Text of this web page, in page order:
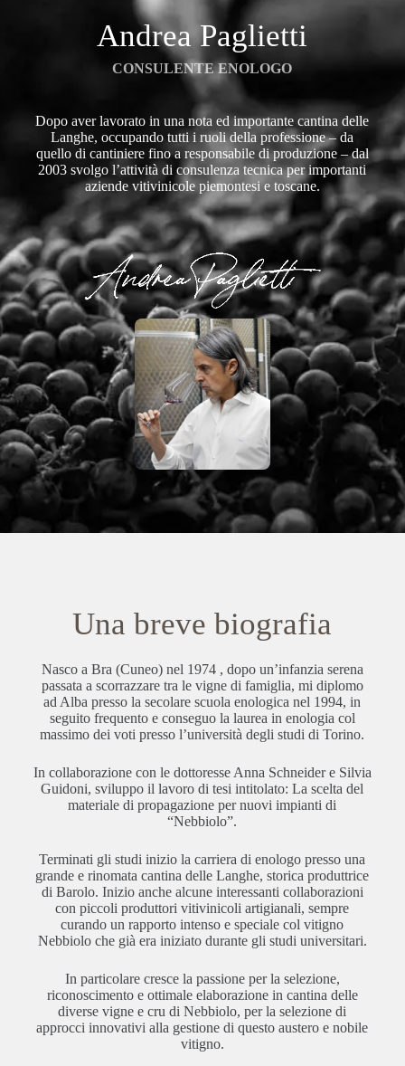
Andrea Paglietti
CONSULENTE ENOLOGO
Dopo aver lavorato in una nota ed importante cantina delle
Langhe, occupando tutti i ruoli della professione – da
quello di cantiniere fino a responsabile di produzione – dal
2003 svolgo l’attività di consulenza tecnica per importanti
aziende vitivinicole piemontesi e toscane.
Una breve biografia
Nasco a Bra (Cuneo) nel 1974 , dopo un’infanzia serena
passata a scorrazzare tra le vigne di famiglia, mi diplomo
ad Alba presso la secolare scuola enologica nel 1994, in
seguito frequento e conseguo la laurea in enologia col
massimo dei voti presso l’università degli studi di Torino.
In collaborazione con le dottoresse Anna Schneider e Silvia
Guidoni, sviluppo il lavoro di tesi intitolato: La scelta del
materiale di propagazione per nuovi impianti di
“Nebbiolo”.
Terminati gli studi inizio la carriera di enologo presso una
grande e rinomata cantina delle Langhe, storica produttrice
di Barolo. Inizio anche alcune interessanti collaborazioni
con piccoli produttori vitivinicoli artigianali, sempre
curando un rapporto intenso e speciale col vitigno
Nebbiolo che già era iniziato durante gli studi universitari.
In particolare cresce la passione per la selezione,
riconoscimento e ottimale elaborazione in cantina delle
diverse vigne e cru di Nebbiolo, per la selezione di
approcci innovativi alla gestione di questo austero e nobile
vitigno.